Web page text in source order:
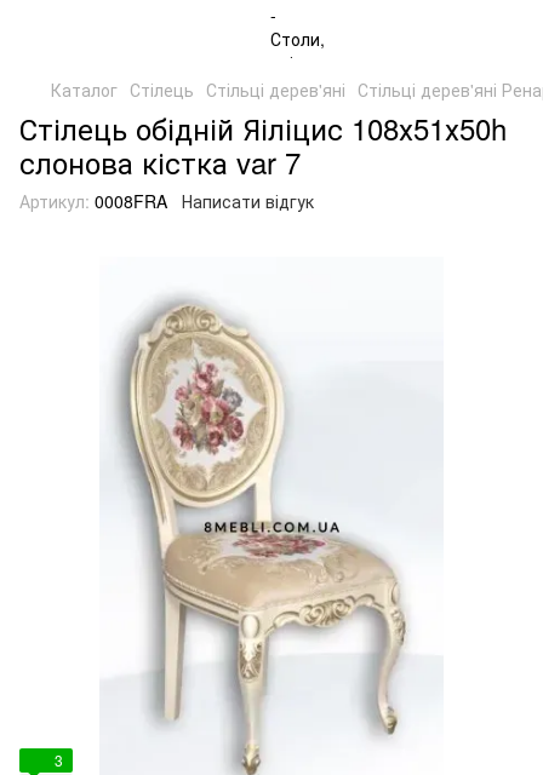
Каталог Стілець Стільці дерев'яні Стільці дерев'яні
Стілець обідній Яіліцис 108х51х50h
слонова кістка var 7
Артикул: 0008FRA Написати відгук
3